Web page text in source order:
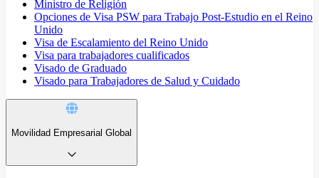
Ministro de Religión
Opciones de Visa PSW para Trabajo Post-Estudio en el Reino
Unido
Visa de Escalamiento del Reino Unido
Visa para trabajadores cualificados
Visado de Graduado
Visado para Trabajadores de Salud y Cuidado
Movilidad Empresarial Global